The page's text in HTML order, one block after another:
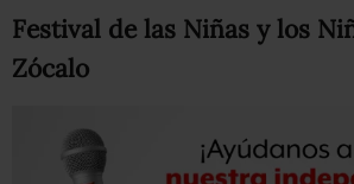
Festival de las Niñas y los
Zócalo